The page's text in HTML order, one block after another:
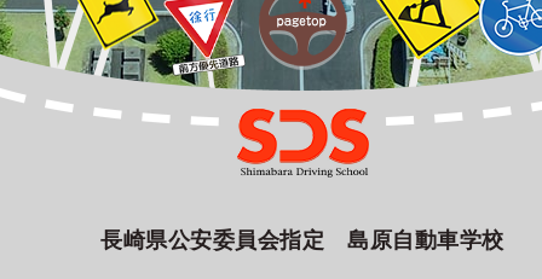
長崎県公安委員会指定 島原自動車学校